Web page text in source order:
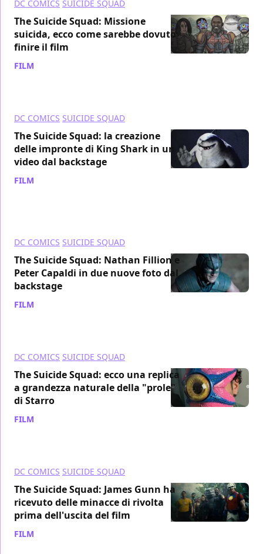
DC COMICS SUICIDE SQUAD
The Suicide Squad: Missione
suicida, ecco come sarebbe dovuto
finire il film
FILM
DC COMICS SUICIDE SQUAD
The Suicide Squad: la creazione
delle impronte di King Shark in un
video dal backstage
FILM
DC COMICS SUICIDE SQUAD
The Suicide Squad: Nathan Fillion e
Peter Capaldi in due nuove foto dal
backstage
FILM
DC COMICS SUICIDE SQUAD
The Suicide Squad: ecco una replica
a grandezza naturale della "prole"
di Starro
FILM
DC COMICS SUICIDE SQUAD
The Suicide Squad: James Gunn ha
ricevuto delle minacce di rivolta
prima dell'uscita del film
FILM